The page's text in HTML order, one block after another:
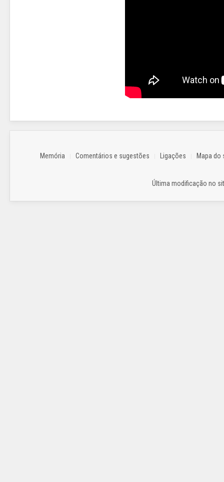
Memória Comentários e sugestões Ligações Mapa do
Última modificação no